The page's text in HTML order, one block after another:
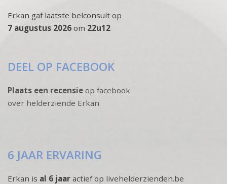
Erkan gaf laatste belconsult op
7 augustus 2026 om 22u12
DEEL OP FACEBOOK
Plaats een recensie op facebook
over helderziende Erkan
6 JAAR ERVARING
Erkan is al 6 jaar actief op livehelderzienden.be